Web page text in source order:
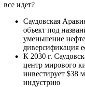
Саудовская
объект под
уменьшение
диверсификация
К 2030 г.
центр мирового
инвестирует $38
индустрию